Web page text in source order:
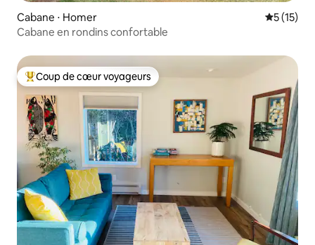
Cabane ⋅ Homer
5 (15)
Cabane en rondins confortable
Coups de cœur voyageurs les plus appréciés
Coup de cœur voyageurs